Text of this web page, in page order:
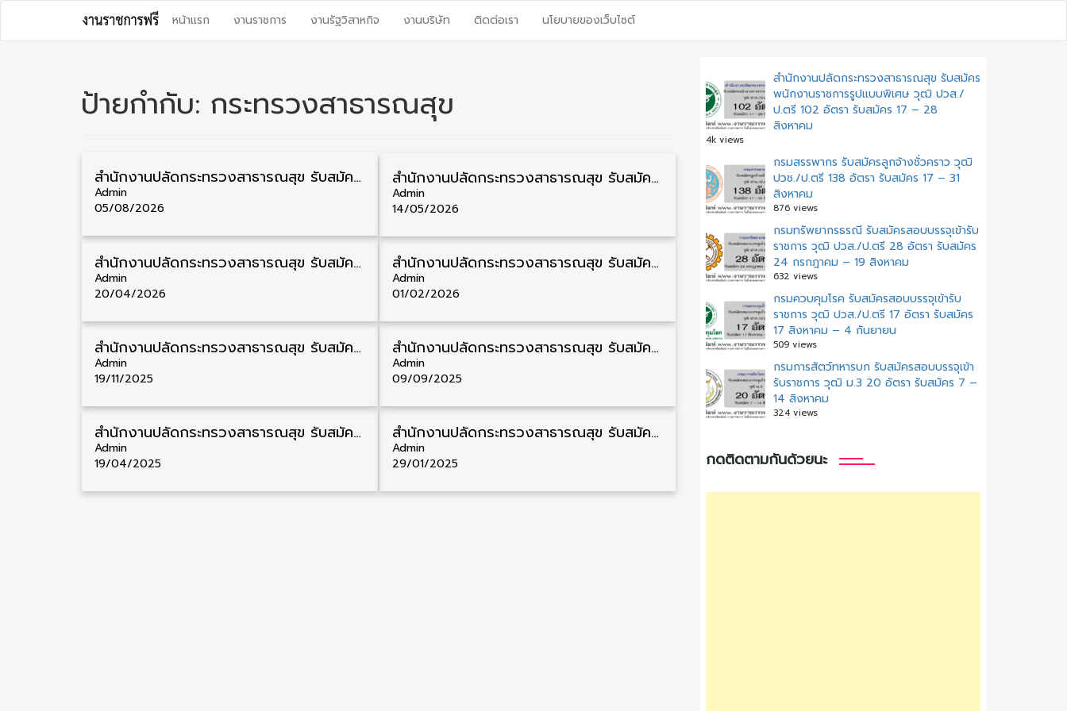
content
หน้าแรก งานราชการ งานรัฐวิสาหกิจ งานบริษัท ติดต่อเรา นโยบายของเว็บไซต์
ป้ายกำกับ: กระทรวงสาธารณสุข
สำนักงานปลัดกระทรวงสาธารณสุข รับสมัครพนักงานราชการรูปแบบพิเศษ วุฒิ ปวส./ป.ตรี 102 อัตรา รับสมัคร 17 – 28 สิงหาคม
Admin
05/08/2026
สำนักงานปลัดกระทรวงสาธารณสุข รับสมัครสอบบรรจุเข้ารับราชการ วุฒิ ปวส./ป.ตรี ทั่วประเทศ 243 อัตรา รับสมัคร 25 พฤษภาคม – 17 มิถุนายน
Admin
14/05/2026
สำนักงานปลัดกระทรวงสาธารณสุข รับสมัครคัดเลือกพนักงานราชการ วุฒิ ป.ตรี ทั่วประเทศ 350 อัตรา รับสมัคร 29 เมษายน – 6 พฤษภาคม
Admin
20/04/2026
สำนักงานปลัดกระทรวงสาธารณสุข รับสมัครคัดเลือกพนักงานราชการ วุฒิ ป.ตรี/ป.โท 48 อัตรา รับสมัคร 16 – 25 กุมภาพันธ์
Admin
01/02/2026
สำนักงานปลัดกระทรวงสาธารณสุข รับสมัครพนักงานรูปแบบพิเศษ วุฒิ ปวส./ป.ตรี 109 อัตรา รับสมัคร 20 พฤศจิกายน – 3 ธันวาคม
Admin
19/11/2025
สำนักงานปลัดกระทรวงสาธารณสุข รับสมัครพนักงานรูปแบบพิเศษ วุฒิ ปวส./ป.ตรี 122 อัตรา รับสมัคร 15 – 26 กันยายน
Admin
09/09/2025
สำนักงานปลัดกระทรวงสาธารณสุข รับสมัครคัดเลือกพนักงานราชการ วุฒิ ป.ตรี 350 อัตรา รับสมัคร 28 เมษายน – 2 พฤษภาคม
Admin
19/04/2025
สำนักงานปลัดกระทรวงสาธารณสุข รับสมัครสอบบรรจุเข้ารับราชการ วุฒิ ปวส./ป.ตรี 145 อัตรา รับสมัคร 6 – 28 กุมภาพันธ์
Admin
29/01/2025
สำนักงานปลัดกระทรวงสาธารณสุข รับสมัคร
พนักงานราชการรูปแบบพิเศษ วุฒิ ปวส./
ป.ตรี 102 อัตรา รับสมัคร 17 – 28
สิงหาคม
4k views
กรมสรรพากร รับสมัครลูกจ้างชั่วคราว วุฒิ
ปวช./ป.ตรี 138 อัตรา รับสมัคร 17 – 31
สิงหาคม
876 views
กรมทรัพยากรธรณี รับสมัครสอบบรรจุเข้ารับ
ราชการ วุฒิ ปวส./ป.ตรี 28 อัตรา รับสมัคร
24 กรกฎาคม – 19 สิงหาคม
632 views
กรมควบคุมโรค รับสมัครสอบบรรจุเข้ารับ
ราชการ วุฒิ ปวส./ป.ตรี 17 อัตรา รับสมัคร
17 สิงหาคม – 4 กันยายน
509 views
กรมการสัตว์ทหารบก รับสมัครสอบบรรจุเข้า
รับราชการ วุฒิ ม.3 20 อัตรา รับสมัคร 7 –
14 สิงหาคม
324 views
กดติดตามกันด้วยนะ